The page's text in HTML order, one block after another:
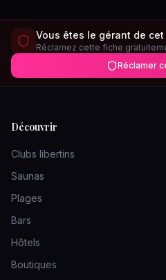
Vous êtes le gérant de
Réclamez cette fiche
Réclamer
Découvrir
Clubs libertins
Saunas
Plages
Bars
Hôtels
Boutiques